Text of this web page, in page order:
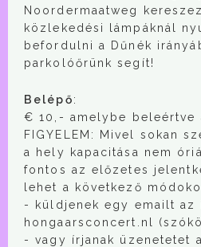
Noordermaatweg
közlekedési lámpáknál
befordulni a Dűnék
parkolóőrünk segít!
Belépő:
€ 10,- amelybe beleértve
FIGYELEM: Mivel sokan
a hely kapacitása nem
fontos az előzetes
lehet a következő
- küldjenek egy emailt az
hongaarsconcert.nl
- vagy írjanak üzenetetet